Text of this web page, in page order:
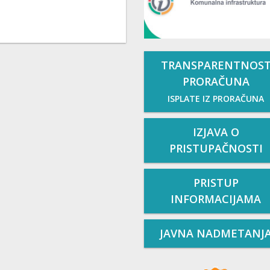
PRORAČUNA
ISPLATE IZ PRORAČUNA
IZJAVA O
PRISTUPAČNOSTI
PRISTUP
INFORMACIJAMA
JAVNA